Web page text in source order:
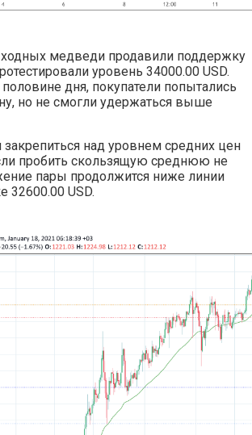
медведи продавили поддержку
уровень 34000.00 USD.
дня, покупатели попытались
но не смогли удержаться выше
над уровнем средних цен
пробить скользящую среднюю не
пары продолжится ниже линии
32600.00 USD.